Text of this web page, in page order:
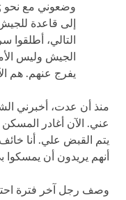
التالي، أطلقوا
يفرج عنهم. هم
منذ أن عدت، أخبرني
يتم القبض علي. أنا
أنهم يريدون أن يمسكوا
وصف رجل آخر فترة